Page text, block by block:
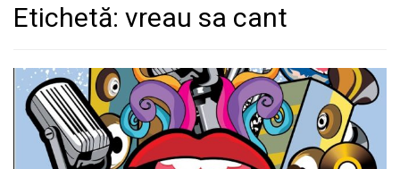
Etichetă: vreau sa cant